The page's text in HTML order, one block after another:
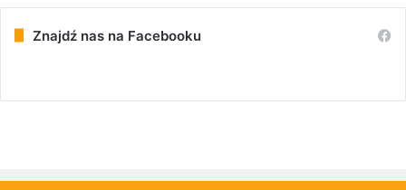
Znajdź nas na Facebooku